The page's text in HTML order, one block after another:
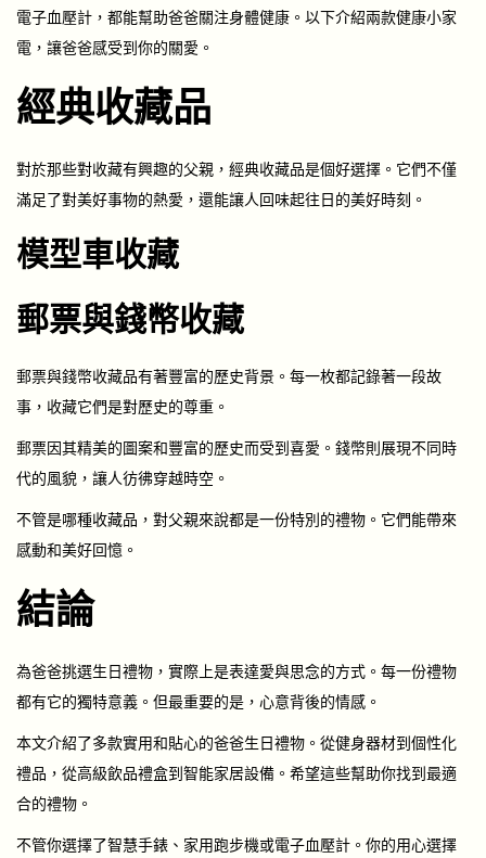
電子血壓計，都能幫助爸爸關注身體健康。以下介紹兩款健康小家
電，讓爸爸感受到你的關愛。
經典收藏品
對於那些對收藏有興趣的父親，經典收藏品是個好選擇。它們不僅
滿足了對美好事物的熱愛，還能讓人回味起往日的美好時刻。
模型車收藏
郵票與錢幣收藏
郵票與錢幣收藏品有著豐富的歷史背景。每一枚都記錄著一段故
事，收藏它們是對歷史的尊重。
郵票因其精美的圖案和豐富的歷史而受到喜愛。錢幣則展現不同時
代的風貌，讓人彷彿穿越時空。
不管是哪種收藏品，對父親來說都是一份特別的禮物。它們能帶來
感動和美好回憶。
結論
為爸爸挑選生日禮物，實際上是表達愛與思念的方式。每一份禮物
都有它的獨特意義。但最重要的是，心意背後的情感。
本文介紹了多款實用和貼心的爸爸生日禮物。從健身器材到個性化
禮品，從高級飲品禮盒到智能家居設備。希望這些幫助你找到最適
合的禮物。
不管你選擇了智慧手錶、家用跑步機或電子血壓計。你的用心選擇